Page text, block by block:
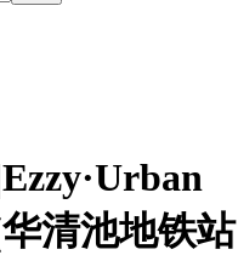
清池地铁站